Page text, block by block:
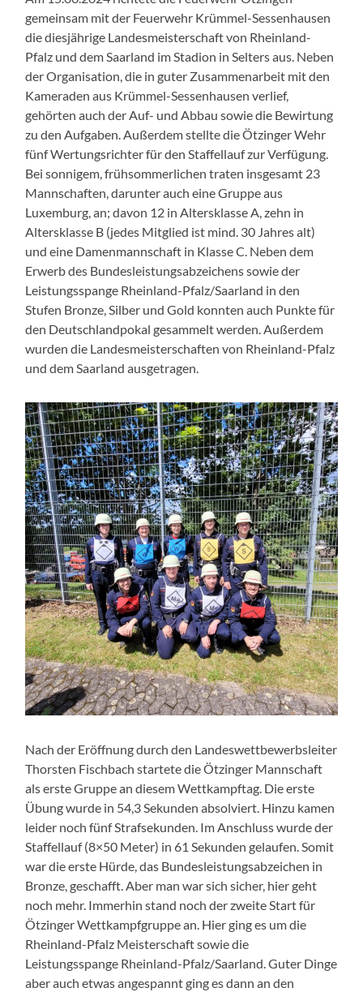
gemeinsam mit der Feuerwehr Krümmel-Sessenhausen
die diesjährige Landesmeisterschaft von Rheinland-
Pfalz und dem Saarland im Stadion in Selters aus. Neben
der Organisation, die in guter Zusammenarbeit mit den
Kameraden aus Krümmel-Sessenhausen verlief,
gehörten auch der Auf- und Abbau sowie die Bewirtung
zu den Aufgaben. Außerdem stellte die Ötzinger Wehr
fünf Wertungsrichter für den Staffellauf zur Verfügung.
Bei sonnigem, frühsommerlichen traten insgesamt 23
Mannschaften, darunter auch eine Gruppe aus
Luxemburg, an; davon 12 in Altersklasse A, zehn in
Altersklasse B (jedes Mitglied ist mind. 30 Jahres alt)
und eine Damenmannschaft in Klasse C. Neben dem
Erwerb des Bundesleistungsabzeichens sowie der
Leistungsspange Rheinland-Pfalz/Saarland in den
Stufen Bronze, Silber und Gold konnten auch Punkte für
den Deutschlandpokal gesammelt werden. Außerdem
wurden die Landesmeisterschaften von Rheinland-Pfalz
und dem Saarland ausgetragen.
Nach der Eröffnung durch den Landeswettbewerbsleiter
Thorsten Fischbach startete die Ötzinger Mannschaft
als erste Gruppe an diesem Wettkampftag. Die erste
Übung wurde in 54,3 Sekunden absolviert. Hinzu kamen
leider noch fünf Strafsekunden. Im Anschluss wurde der
Staffellauf (8×50 Meter) in 61 Sekunden gelaufen. Somit
war die erste Hürde, das Bundesleistungsabzeichen in
Bronze, geschafft. Aber man war sich sicher, hier geht
noch mehr. Immerhin stand noch der zweite Start für
Ötzinger Wettkampfgruppe an. Hier ging es um die
Rheinland-Pfalz Meisterschaft sowie die
Leistungsspange Rheinland-Pfalz/Saarland. Guter Dinge
aber auch etwas angespannt ging es dann an den